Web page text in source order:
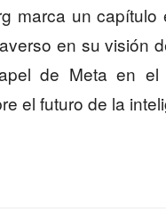
marca un
en su visión
de Meta en el
el futuro de la